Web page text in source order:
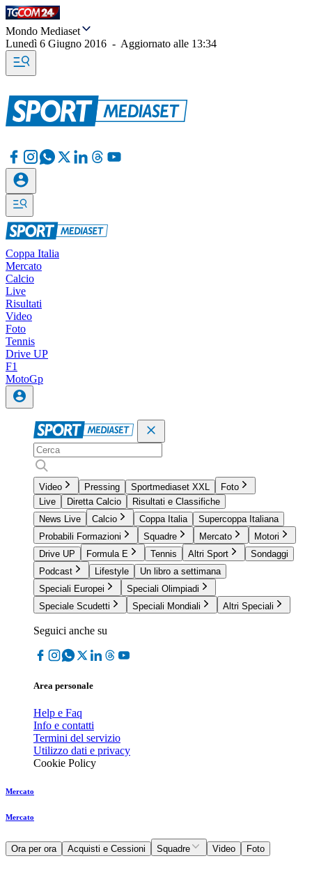
Mondo Mediaset
Lunedì 6 Giugno 2016 - Aggiornato alle 13:34
Coppa Italia
Mercato
Calcio
Live
Risultati
Video
Foto
Tennis
Drive UP
F1
MotoGp
Video Pressing Sportmediaset XXL
Foto
Live
Diretta Calcio
Risultati e Classifiche
News Live
Calcio Coppa Italia
Supercoppa Italiana
Probabili Formazioni
Squadre Mercato
Motori
Drive UP
Formula E Tennis Altri Sport
Sondaggi
Podcast
Lifestyle
Un libro a settimana
Speciali Europei
Speciali Olimpiadi
Speciale Scudetti
Speciali Mondiali Altri Speciali
Seguici anche su
Area personale
Help e Faq
Info e contatti
Termini del servizio
Utilizzo dati e privacy
Cookie Policy
Mercato
Mercato
Ora per ora Acquisti e Cessioni Squadre Video Foto